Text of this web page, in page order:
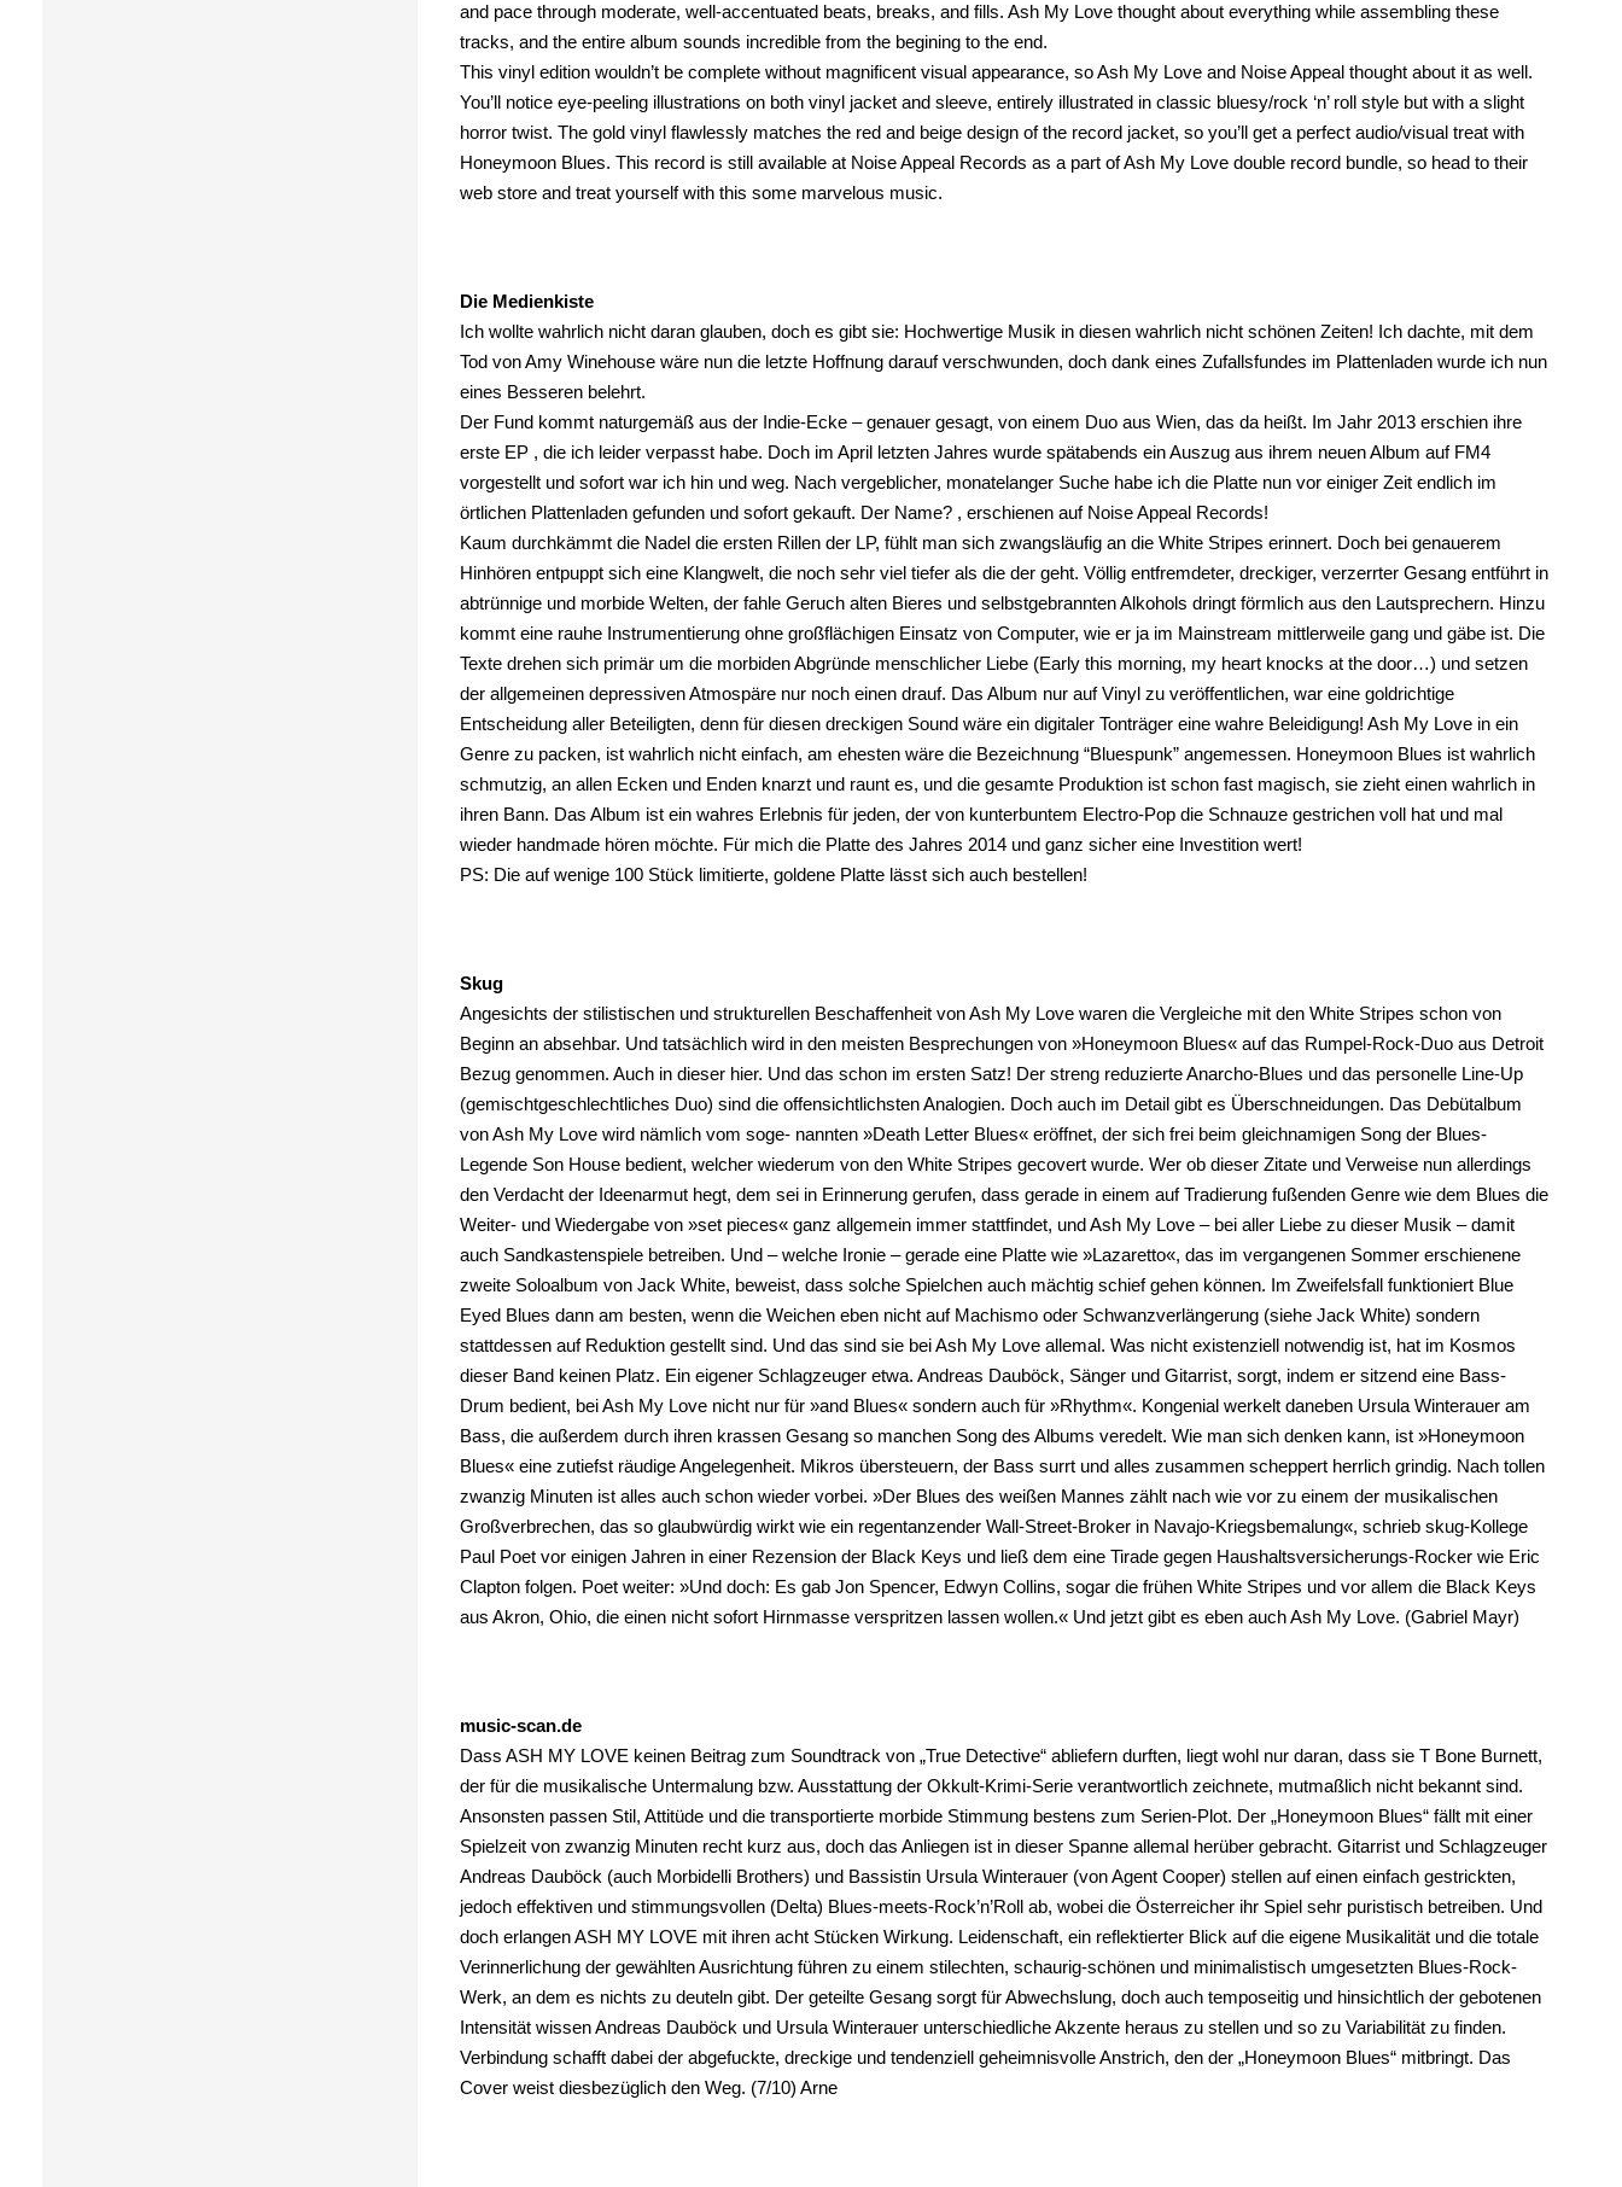
and pace through moderate, well-accentuated beats, breaks, and fills. Ash My Love thought about everything while assembling these
tracks, and the entire album sounds incredible from the begining to the end.
This vinyl edition wouldn’t be complete without magnificent visual appearance, so Ash My Love and Noise Appeal thought about it as well.
You’ll notice eye-peeling illustrations on both vinyl jacket and sleeve, entirely illustrated in classic bluesy/rock ‘n’ roll style but with a slight
horror twist. The gold vinyl flawlessly matches the red and beige design of the record jacket, so you’ll get a perfect audio/visual treat with
Honeymoon Blues. This record is still available at Noise Appeal Records as a part of Ash My Love double record bundle, so head to their
web store and treat yourself with this some marvelous music.
Die Medienkiste
Ich wollte wahrlich nicht daran glauben, doch es gibt sie: Hochwertige Musik in diesen wahrlich nicht schönen Zeiten! Ich dachte, mit dem
Tod von Amy Winehouse wäre nun die letzte Hoffnung darauf verschwunden, doch dank eines Zufallsfundes im Plattenladen wurde ich nun
eines Besseren belehrt.
Der Fund kommt naturgemäß aus der Indie-Ecke – genauer gesagt, von einem Duo aus Wien, das da heißt. Im Jahr 2013 erschien ihre
erste EP , die ich leider verpasst habe. Doch im April letzten Jahres wurde spätabends ein Auszug aus ihrem neuen Album auf FM4
vorgestellt und sofort war ich hin und weg. Nach vergeblicher, monatelanger Suche habe ich die Platte nun vor einiger Zeit endlich im
örtlichen Plattenladen gefunden und sofort gekauft. Der Name? , erschienen auf Noise Appeal Records!
Kaum durchkämmt die Nadel die ersten Rillen der LP, fühlt man sich zwangsläufig an die White Stripes erinnert. Doch bei genauerem
Hinhören entpuppt sich eine Klangwelt, die noch sehr viel tiefer als die der geht. Völlig entfremdeter, dreckiger, verzerrter Gesang entführt in
abtrünnige und morbide Welten, der fahle Geruch alten Bieres und selbstgebrannten Alkohols dringt förmlich aus den Lautsprechern. Hinzu
kommt eine rauhe Instrumentierung ohne großflächigen Einsatz von Computer, wie er ja im Mainstream mittlerweile gang und gäbe ist. Die
Texte drehen sich primär um die morbiden Abgründe menschlicher Liebe (Early this morning, my heart knocks at the door…) und setzen
der allgemeinen depressiven Atmospäre nur noch einen drauf. Das Album nur auf Vinyl zu veröffentlichen, war eine goldrichtige
Entscheidung aller Beteiligten, denn für diesen dreckigen Sound wäre ein digitaler Tonträger eine wahre Beleidigung! Ash My Love in ein
Genre zu packen, ist wahrlich nicht einfach, am ehesten wäre die Bezeichnung “Bluespunk” angemessen. Honeymoon Blues ist wahrlich
schmutzig, an allen Ecken und Enden knarzt und raunt es, und die gesamte Produktion ist schon fast magisch, sie zieht einen wahrlich in
ihren Bann. Das Album ist ein wahres Erlebnis für jeden, der von kunterbuntem Electro-Pop die Schnauze gestrichen voll hat und mal
wieder handmade hören möchte. Für mich die Platte des Jahres 2014 und ganz sicher eine Investition wert!
PS: Die auf wenige 100 Stück limitierte, goldene Platte lässt sich auch bestellen!
Skug
Angesichts der stilistischen und strukturellen Beschaffenheit von Ash My Love waren die Vergleiche mit den White Stripes schon von
Beginn an absehbar. Und tatsächlich wird in den meisten Besprechungen von »Honeymoon Blues« auf das Rumpel-Rock-Duo aus Detroit
Bezug genommen. Auch in dieser hier. Und das schon im ersten Satz! Der streng reduzierte Anarcho-Blues und das personelle Line-Up
(gemischtgeschlechtliches Duo) sind die offensichtlichsten Analogien. Doch auch im Detail gibt es Überschneidungen. Das Debütalbum
von Ash My Love wird nämlich vom soge- nannten »Death Letter Blues« eröffnet, der sich frei beim gleichnamigen Song der Blues-
Legende Son House bedient, welcher wiederum von den White Stripes gecovert wurde. Wer ob dieser Zitate und Verweise nun allerdings
den Verdacht der Ideenarmut hegt, dem sei in Erinnerung gerufen, dass gerade in einem auf Tradierung fußenden Genre wie dem Blues die
Weiter- und Wiedergabe von »set pieces« ganz allgemein immer stattfindet, und Ash My Love – bei aller Liebe zu dieser Musik – damit
auch Sandkastenspiele betreiben. Und – welche Ironie – gerade eine Platte wie »Lazaretto«, das im vergangenen Sommer erschienene
zweite Soloalbum von Jack White, beweist, dass solche Spielchen auch mächtig schief gehen können. Im Zweifelsfall funktioniert Blue
Eyed Blues dann am besten, wenn die Weichen eben nicht auf Machismo oder Schwanzverlängerung (siehe Jack White) sondern
stattdessen auf Reduktion gestellt sind. Und das sind sie bei Ash My Love allemal. Was nicht existenziell notwendig ist, hat im Kosmos
dieser Band keinen Platz. Ein eigener Schlagzeuger etwa. Andreas Dauböck, Sänger und Gitarrist, sorgt, indem er sitzend eine Bass-
Drum bedient, bei Ash My Love nicht nur für »and Blues« sondern auch für »Rhythm«. Kongenial werkelt daneben Ursula Winterauer am
Bass, die außerdem durch ihren krassen Gesang so manchen Song des Albums veredelt. Wie man sich denken kann, ist »Honeymoon
Blues« eine zutiefst räudige Angelegenheit. Mikros übersteuern, der Bass surrt und alles zusammen scheppert herrlich grindig. Nach tollen
zwanzig Minuten ist alles auch schon wieder vorbei. »Der Blues des weißen Mannes zählt nach wie vor zu einem der musikalischen
Großverbrechen, das so glaubwürdig wirkt wie ein regentanzender Wall-Street-Broker in Navajo-Kriegsbemalung«, schrieb skug-Kollege
Paul Poet vor einigen Jahren in einer Rezension der Black Keys und ließ dem eine Tirade gegen Haushaltsversicherungs-Rocker wie Eric
Clapton folgen. Poet weiter: »Und doch: Es gab Jon Spencer, Edwyn Collins, sogar die frühen White Stripes und vor allem die Black Keys
aus Akron, Ohio, die einen nicht sofort Hirnmasse verspritzen lassen wollen.« Und jetzt gibt es eben auch Ash My Love. (Gabriel Mayr)
music-scan.de
Dass ASH MY LOVE keinen Beitrag zum Soundtrack von „True Detective“ abliefern durften, liegt wohl nur daran, dass sie T Bone Burnett,
der für die musikalische Untermalung bzw. Ausstattung der Okkult-Krimi-Serie verantwortlich zeichnete, mutmaßlich nicht bekannt sind.
Ansonsten passen Stil, Attitüde und die transportierte morbide Stimmung bestens zum Serien-Plot. Der „Honeymoon Blues“ fällt mit einer
Spielzeit von zwanzig Minuten recht kurz aus, doch das Anliegen ist in dieser Spanne allemal herüber gebracht. Gitarrist und Schlagzeuger
Andreas Dauböck (auch Morbidelli Brothers) und Bassistin Ursula Winterauer (von Agent Cooper) stellen auf einen einfach gestrickten,
jedoch effektiven und stimmungsvollen (Delta) Blues-meets-Rock’n’Roll ab, wobei die Österreicher ihr Spiel sehr puristisch betreiben. Und
doch erlangen ASH MY LOVE mit ihren acht Stücken Wirkung. Leidenschaft, ein reflektierter Blick auf die eigene Musikalität und die totale
Verinnerlichung der gewählten Ausrichtung führen zu einem stilechten, schaurig-schönen und minimalistisch umgesetzten Blues-Rock-
Werk, an dem es nichts zu deuteln gibt. Der geteilte Gesang sorgt für Abwechslung, doch auch temposeitig und hinsichtlich der gebotenen
Intensität wissen Andreas Dauböck und Ursula Winterauer unterschiedliche Akzente heraus zu stellen und so zu Variabilität zu finden.
Verbindung schafft dabei der abgefuckte, dreckige und tendenziell geheimnisvolle Anstrich, den der „Honeymoon Blues“ mitbringt. Das
Cover weist diesbezüglich den Weg. (7/10) Arne